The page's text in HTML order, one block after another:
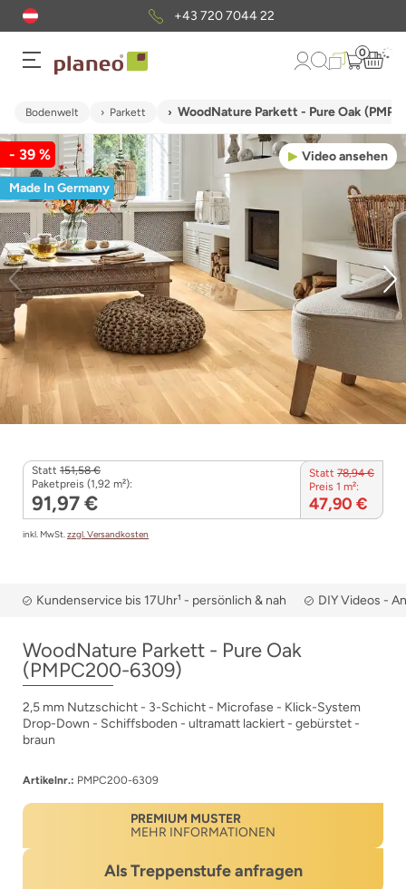
+43 720 7044 22
0
Bodenwelt Parkett WoodNature Parkett - Pure Oak
Video ansehen
- 39 %
Made In Germany
Statt 151,58 €
Paketpreis (1,92 m²):
91,97 €
Statt 78,94 €
Preis 1 m²:
47,90 €
inkl. MwSt.zzgl. Versandkosten
Kundenservice bis 17Uhr¹ - persönlich & nah DIY Videos -
WoodNature Parkett - Pure Oak
(PMPC200-6309)
2,5 mm Nutzschicht - 3-Schicht - Microfase - Klick-System
Drop-Down - Schiffsboden - ultramatt lackiert - gebürstet -
braun
Artikelnr.: PMPC200-6309
PREMIUM MUSTER
MEHR INFORMATIONEN
Als Treppenstufe anfragen